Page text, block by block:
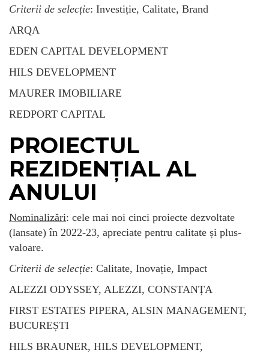
Criterii de selecție: Investiție, Calitate, Brand
ARQA
EDEN CAPITAL DEVELOPMENT
HILS DEVELOPMENT
MAURER IMOBILIARE
REDPORT CAPITAL
PROIECTUL
REZIDENȚIAL AL
ANULUI
Nominalizări: cele mai noi cinci proiecte dezvoltate
(lansate) în 2022-23, apreciate pentru calitate și plus-
valoare.
Criterii de selecție: Calitate, Inovație, Impact
ALEZZI ODYSSEY, ALEZZI, CONSTANȚA
FIRST ESTATES PIPERA, ALSIN MANAGEMENT,
BUCUREȘTI
HILS BRAUNER, HILS DEVELOPMENT,